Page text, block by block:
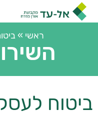
ראשי »
ביטוחרחוב הלל 23, קומה 11 מרכז העיר ירושלים
טל': 02-6228555| פקס: